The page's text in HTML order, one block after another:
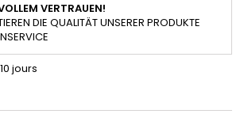
VERTRAUEN!
DIE QUALITÄT UNSERER PRODUKTE
jours